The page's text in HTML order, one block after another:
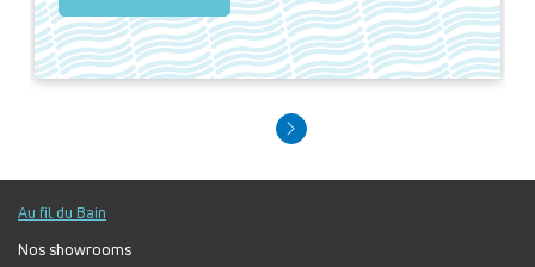
Au fil du Bain
Nos showrooms